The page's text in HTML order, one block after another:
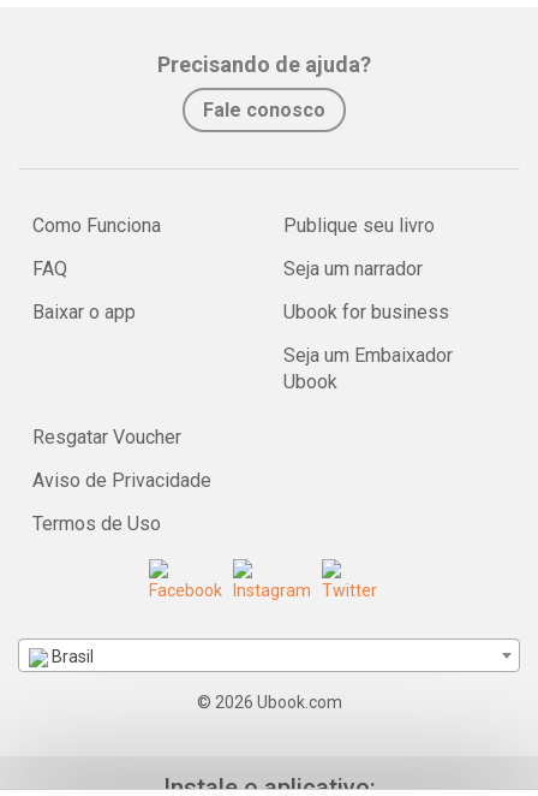
Precisando de ajuda?
Fale conosco
Como Funciona
FAQ
Baixar o app
Publique seu livro
Seja um narrador
Ubook for business
Seja um Embaixador
Ubook
Resgatar Voucher
Aviso de Privacidade
Termos de Uso
Brasil
© 2026 Ubook.com
Instale o aplicativo: